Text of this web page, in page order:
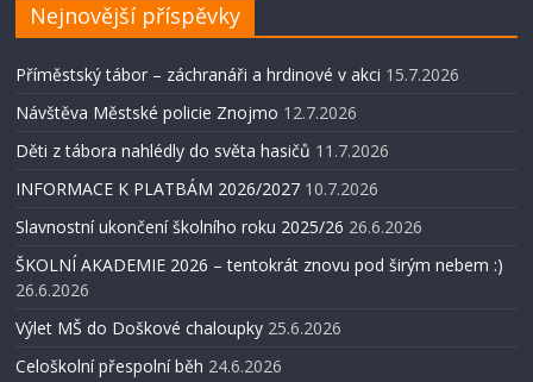
Nejnovější příspěvky
Příměstský tábor – záchranáři a hrdinové v akci 15.7.2026
Návštěva Městské policie Znojmo 12.7.2026
Děti z tábora nahlédly do světa hasičů 11.7.2026
INFORMACE K PLATBÁM 2026/2027 10.7.2026
Slavnostní ukončení školního roku 2025/26 26.6.2026
ŠKOLNÍ AKADEMIE 2026 – tentokrát znovu pod širým nebem :)
26.6.2026
Výlet MŠ do Doškové chaloupky 25.6.2026
Celoškolní přespolní běh 24.6.2026